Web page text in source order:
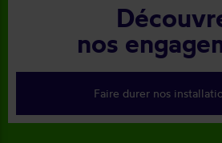
nos
Faire durer nos